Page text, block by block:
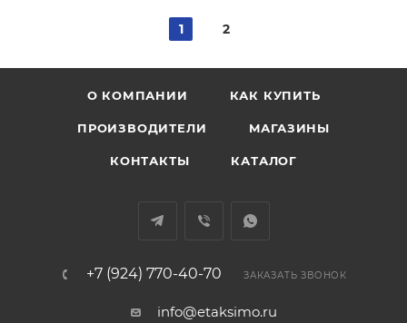
1 2
О КОМПАНИИ КАК КУПИТЬ
ПРОИЗВОДИТЕЛИ МАГАЗИНЫ
КОНТАКТЫ КАТАЛОГ
+7 (924) 770-40-70 ЗАКАЗАТЬ ЗВОНОК
info@etaksimo.ru